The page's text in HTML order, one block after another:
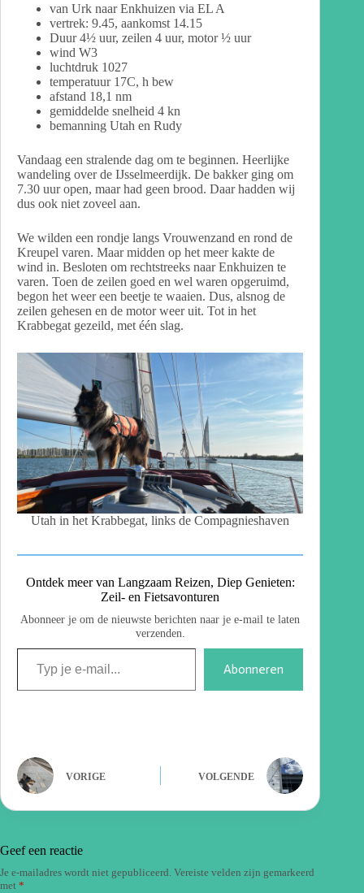
van Urk naar Enkhuizen via EL A
vertrek: 9.45, aankomst 14.15
Duur 4½ uur, zeilen 4 uur, motor ½ uur
wind W3
luchtdruk 1027
temperatuur 17C, h bew
afstand 18,1 nm
gemiddelde snelheid 4 kn
bemanning Utah en Rudy
Vandaag een stralende dag om te beginnen. Heerlijke
wandeling over de IJsselmeerdijk. De bakker ging om
7.30 uur open, maar had geen brood. Daar hadden wij
dus ook niet zoveel aan.
We wilden een rondje langs Vrouwenzand en rond de
Kreupel varen. Maar midden op het meer kakte de
wind in. Besloten om rechtstreeks naar Enkhuizen te
varen. Toen de zeilen goed en wel waren opgeruimd,
begon het weer een beetje te waaien. Dus, alsnog de
zeilen gehesen en de motor weer uit. Tot in het
Krabbegat gezeild, met één slag.
Utah in het Krabbegat, links de Compagnieshaven
Ontdek meer van Langzaam Reizen, Diep Genieten:
Zeil- en Fietsavonturen
Abonneer je om de nieuwste berichten naar je e-mail te laten
verzenden.
Abonneren
VORIGE VOLGENDE
Geef een reactie
Je e-mailadres wordt niet gepubliceerd. Vereiste velden zijn gemarkeerd
met *